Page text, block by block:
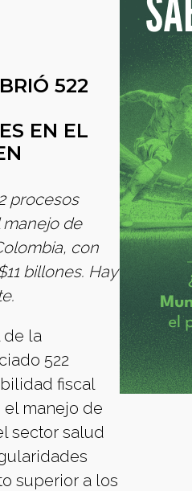
522
EN EL
procesos
manejo de
con
billones. Hay
de la
522
fiscal
manejo de
sector salud
superior a los